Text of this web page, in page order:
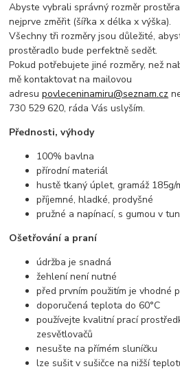
Abyste vybrali správný rozměr
nejprve změřit (šířka x délka x výška).
Všechny tři rozměry jsou důležité,
prostěradlo bude perfektně sedět.
Pokud potřebujete jiné rozměry, než
mě kontaktovat na mailovou
adresupovleceninamiru@seznam.cz
730 529 620, ráda Vás uslyším.
Přednosti, výhody
100% bavlna
přírodní materiál
hustě tkaný úplet, gramáž 185g/
příjemné, hladké, prodyšné
pružné a napínací, s gumou v
Ošetřování a praní
údržba je snadná
žehlení není nutné
před prvním použitím je vhodné
doporučená teplota do 60°C
používejte kvalitní prací
zesvětlovačů
nesušte na přímém sluníčku
lze sušit v sušičce na nižší